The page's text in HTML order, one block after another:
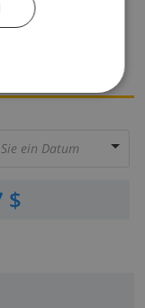
Daten
ein Datum
$